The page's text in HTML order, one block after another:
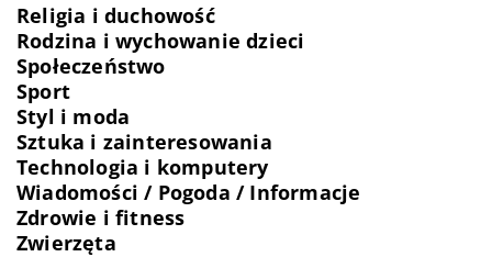
Religia i duchowość
Rodzina i wychowanie dzieci
Społeczeństwo
Sport
Styl i moda
Sztuka i zainteresowania
Technologia i komputery
Wiadomości / Pogoda / Informacje
Zdrowie i fitness
Zwierzęta